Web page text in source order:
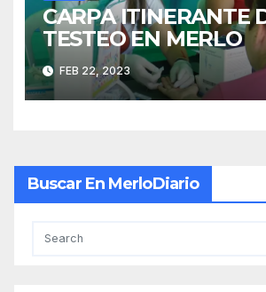
CARPA ITINERANTE
TESTEO EN MERLO
FEB 22, 2023
Buscar En MerloDiario